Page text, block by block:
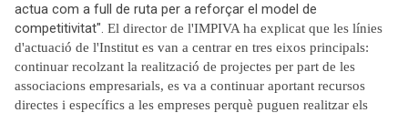
actua com a full de ruta per a reforçar el model de
competitivitat". El director de l'IMPIVA ha explicat que les línies
d'actuació de l'Institut es van a centrar en tres eixos principals:
continuar recolzant la realització de projectes per part de les
associacions empresarials, es va a continuar aportant recursos
directes i específics a les empreses perquè puguen realitzar els